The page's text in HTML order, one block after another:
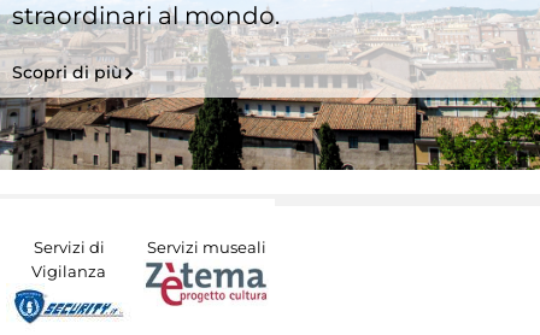
straordinari al mondo.
Scopri di più
Servizi di
Vigilanza
Servizi museali